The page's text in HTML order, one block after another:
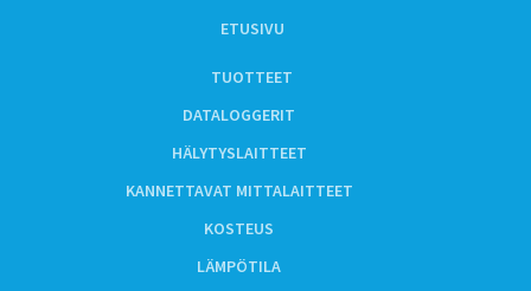
ETUSIVU
TUOTTEET
DATALOGGERIT
HÄLYTYSLAITTEET
KANNETTAVAT MITTALAITTEET
KOSTEUS
LÄMPÖTILA